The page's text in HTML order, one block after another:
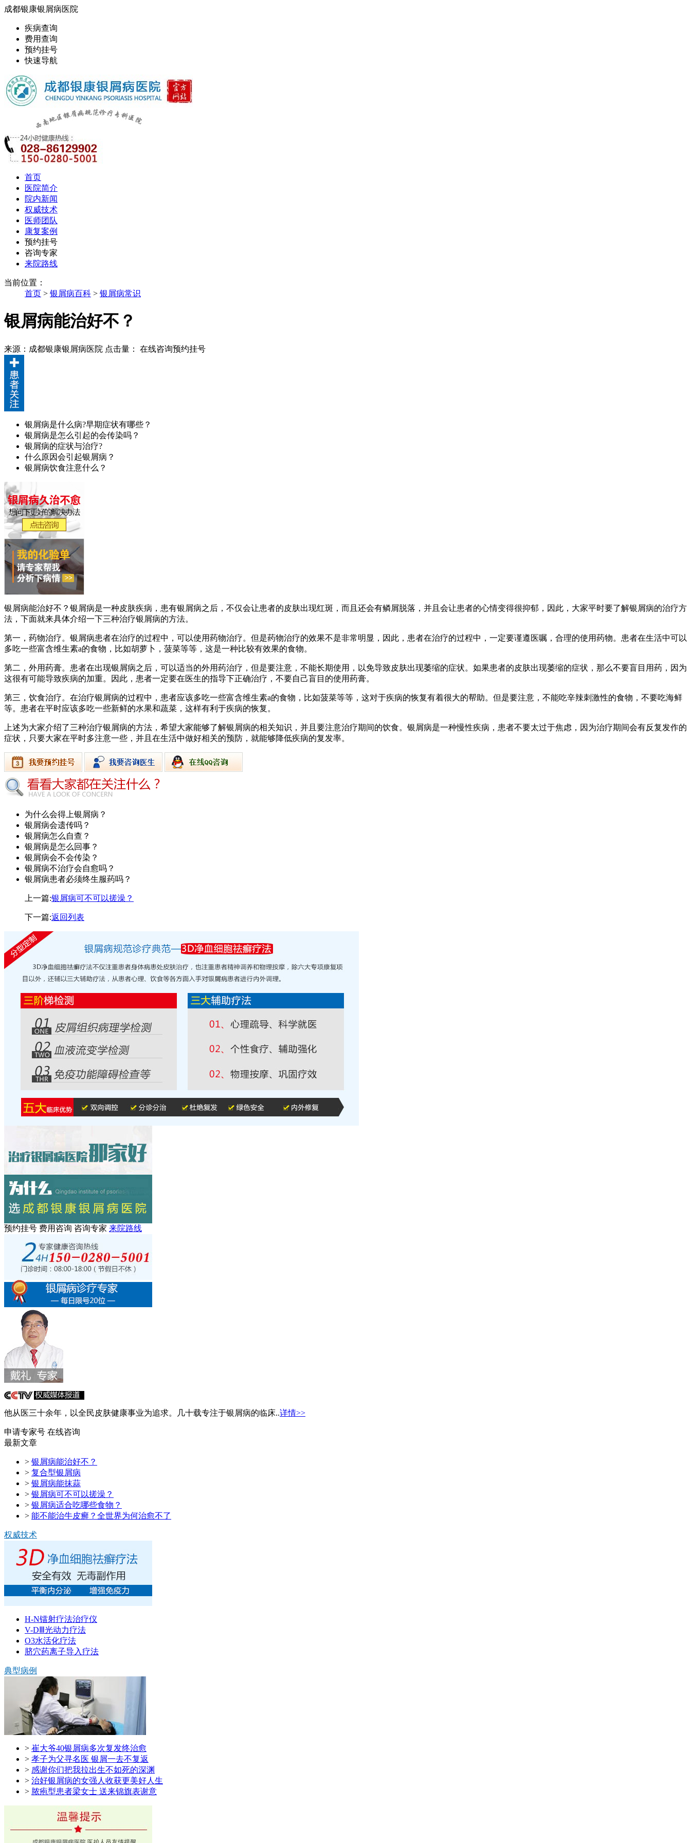
成都银康银屑病医院
疾病查询
费用查询
预约挂号
快速导航
首页
医院简介
院内新闻
权威技术
医师团队
康复案例
预约挂号
咨询专家
来院路线
当前位置：
首页 > 银屑病百科 > 银屑病常识
银屑病能治好不？
来源：成都银康银屑病医院 点击量： 在线咨询预约挂号
银屑病是什么病?早期症状有哪些？
银屑病是怎么引起的会传染吗？
银屑病的症状与治疗?
什么原因会引起银屑病？
银屑病饮食注意什么？
银屑病能治好不？银屑病是一种皮肤疾病，患有银屑病之后，不仅会让患者的皮肤出现红斑，而且还会有鳞屑脱落，并且会让患者的心情变得很抑郁，因此，大家平时要了解银屑病的治疗方
法，下面就来具体介绍一下三种治疗银屑病的方法。
第一，药物治疗。银屑病患者在治疗的过程中，可以使用药物治疗。但是药物治疗的效果不是非常明显，因此，患者在治疗的过程中，一定要谨遵医嘱，合理的使用药物。患者在生活中可以
多吃一些富含维生素a的食物，比如胡萝卜，菠菜等等，这是一种比较有效果的食物。
第二，外用药膏。患者在出现银屑病之后，可以适当的外用药治疗，但是要注意，不能长期使用，以免导致皮肤出现萎缩的症状。如果患者的皮肤出现萎缩的症状，那么不要盲目用药，因为
这很有可能导致疾病的加重。因此，患者一定要在医生的指导下正确治疗，不要自己盲目的使用药膏。
第三，饮食治疗。在治疗银屑病的过程中，患者应该多吃一些富含维生素a的食物，比如菠菜等等，这对于疾病的恢复有着很大的帮助。但是要注意，不能吃辛辣刺激性的食物，不要吃海鲜
等。患者在平时应该多吃一些新鲜的水果和蔬菜，这样有利于疾病的恢复。
上述为大家介绍了三种治疗银屑病的方法，希望大家能够了解银屑病的相关知识，并且要注意治疗期间的饮食。银屑病是一种慢性疾病，患者不要太过于焦虑，因为治疗期间会有反复发作的
症状，只要大家在平时多注意一些，并且在生活中做好相关的预防，就能够降低疾病的复发率。
为什么会得上银屑病？
银屑病会遗传吗？
银屑病怎么自查？
银屑病是怎么回事？
银屑病会不会传染？
银屑病不治疗会自愈吗？
银屑病患者必须终生服药吗？
上一篇:银屑病可不可以搓澡？
下一篇:返回列表
预约挂号 费用咨询 咨询专家 来院路线
他从医三十余年，以全民皮肤健康事业为追求。几十载专注于银屑病的临床..详情>>
申请专家号 在线咨询
最新文章
> 银屑病能治好不？
> 复合型银屑病
> 银屑病能抹蒜
> 银屑病可不可以搓澡？
> 银屑病适合吃哪些食物？
> 能不能治牛皮癣？全世界为何治愈不了
权威技术
H-N镭射疗法治疗仪
V-DⅢ光动力疗法
O3水活化疗法
脐穴药离子导入疗法
典型病例
> 崔大爷40银屑病多次复发终治愈
> 孝子为父寻名医 银屑一去不复返
> 感谢你们把我拉出生不如死的深渊
> 治好银屑病的女强人收获更美好人生
> 脓疱型患者梁女士 送来锦旗表谢意